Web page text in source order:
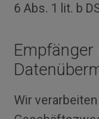
6 Abs. 1 lit. b
Empfänger
Wir